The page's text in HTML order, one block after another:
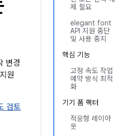
제 필요
elegant font
API 지원 중단
및 사용 중지
핵심 기능
고정 속도 작업
예약 방식 최적
화
기기 폼 팩터
적응형 레이아
웃
변경
원
검토